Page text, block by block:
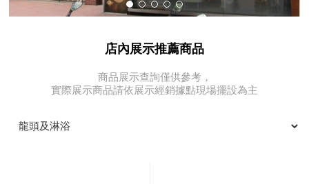
店內展示推薦商品
商品展示查詢僅供參考，
實際展示商品請依展示經銷據點現場擺設為主